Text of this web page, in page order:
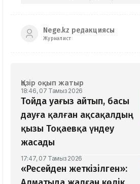
Nege.kz редакциясы
Журналист
Қазір оқып жатыр
18:46, 07 Тамыз 2026
Тойда уағыз айтып, басы
дауға қалған ақсақалдың
қызы Тоқаевқа үндеу
жасады
17:47, 07 Тамыз 2026
«Ресейден жеткізілген»: